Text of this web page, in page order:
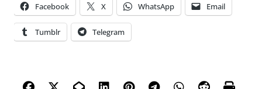
Facebook X WhatsApp Email
Tumblr Telegram